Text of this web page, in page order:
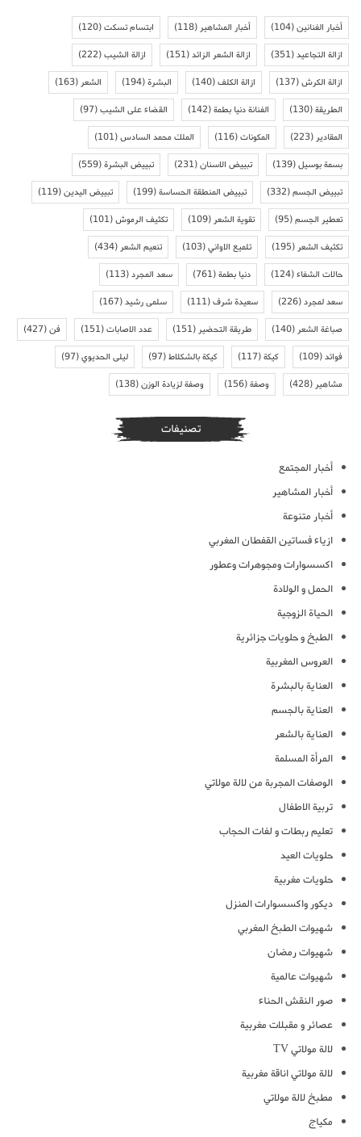
أخبار الفنانين(104) أخبار المشاهير(118) ابتسام تسكت(120)
ازالة التجاعيد(351) ازالة الشعر الزائد(151) ازالة الشيب(222)
ازالة الكرش(137) ازالة الكلف(140) البشرة(194) الشعر(163)
الطريقة(130) الفنانة دنيا بطمة(142) القضاء على الشيب(97)
المقادير(223) المكونات(116) الملك محمد السادس(101)
بسمة بوسيل(139) تبييض الاسنان(231) تبييض البشرة(559)
تبييض الجسم(332) تبييض المنطقة الحساسة(199) تبييض اليدين(119)
تعطير الجسم(95) تقوية الشعر(109) تكثيف الرموش(101)
تكثيف الشعر(195) تلميع الاواني(103) تنعيم الشعر(434)
حالات الشفاء(124) دنيا بطمة(761) سعد المجرد(113)
سعد لمجرد(226) سعيدة شرف(111) سلمى رشيد(167)
صباغة الشعر(140) طريقة التحضير(151) عدد الاصابات(151) فن(427)
فوائد(109) كيكة(117) كيكة بالشكلاط(97) ليلى الحديوي(97)
مشاهير(428) وصفة(156) وصفة لزيادة الوزن(138)
تصنيفات
أخبار المجتمع
أخبار المشاهير
أخبار متنوعة
ازياء فساتين القفطان المغربي
اكسسوارات ومجوهرات وعطور
الحمل و الولادة
الحياة الزوجية
الطبخ و حلويات جزائرية
العروس المغربية
العناية بالبشرة
العناية بالجسم
العناية بالشعر
المرأة المسلمة
الوصفات المجربة من لالة مولاتي
تربية الاطفال
تعليم ربطات و لفات الحجاب
حلويات العيد
حلويات مغربية
ديكور واكسسوارات المنزل
شهيوات الطبخ المغربي
شهيوات رمضان
شهيوات عالمية
صور النقش الحناء
عصائر و مقبلات مغربية
لالة مولاتي TV
لالة مولاتي اناقة مغربية
مطبخ لالة مولاتي
مكياج